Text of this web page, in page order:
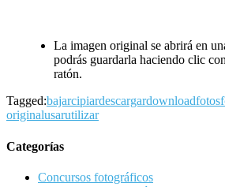
La imagen original se abrirá en
podrás guardarla haciendo clic
ratón.
Tagged:bajarcipiardescargardownloadfotos
originalusarutilizar
Categorías
Concursos fotográficos